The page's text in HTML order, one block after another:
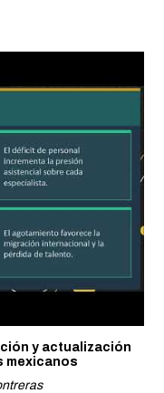
y actualización
mexicanos